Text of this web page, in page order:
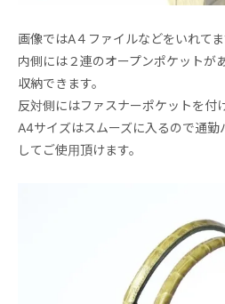
画像ではA４ファイルなどをいれてま
内側には２連のオープンポケットが
収納できます。
反対側にはファスナーポケットを付
A4サイズはスムーズに入るので通勤
してご使用頂けます。